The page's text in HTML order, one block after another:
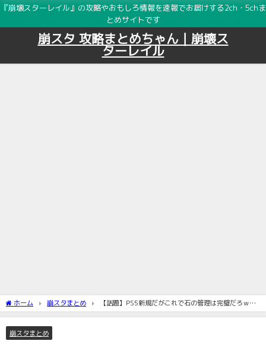
『崩壊スターレイル』の攻略やおもしろ情報を速報でお届けする2ch・5chま
とめサイトです
崩スタ 攻略まとめちゃん｜崩壊ス
ターレイル
ホーム 崩スタまとめ
【話題】PS5新規だがこれで石の管理は完璧だろｗｗ
ｗ
崩スタまとめ